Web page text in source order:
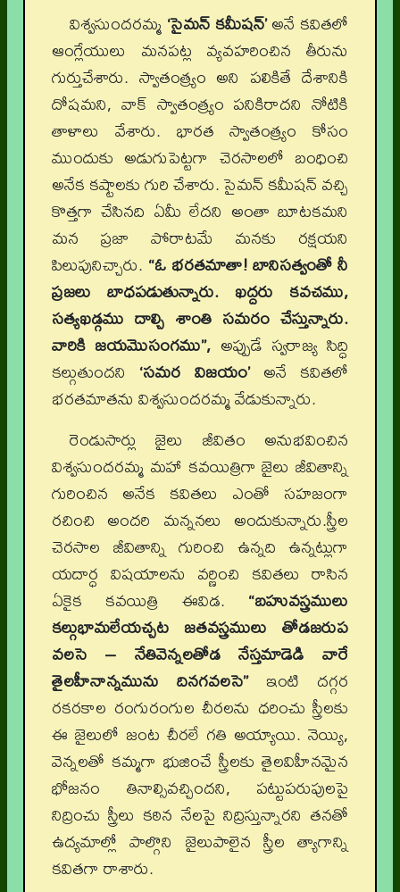
విశ్వసుందరమ్మ‘సైమన్ కమీషన్’అనే కవితలో
ఆంగ్లేయులు మనపట్ల వ్యవహరించిన తీరును
గుర్తుచేశారు. స్వాతంత్ర్యం అని పలికితే దేశానికి
దోషమని, వాక్ స్వాతంత్య్రం పనికిరాదని నోటికి
తాళాలు వేశారు. భారత స్వాతంత్ర్యం కోసం
ముందుకు అడుగుపెట్టగా చెరసాలలో బంధించి
అనేక కష్టాలకు గురి చేశారు. సైమన్ కమీషన్ వచ్చి
కొత్తగా చేసినది ఏమీ లేదని అంతా బూటకమని
మన ప్రజా పోరాటమే మనకు రక్షయని
పిలుపునిచ్చారు. “ఓ భరతమాతా! బానిసత్వంతో నీ
ప్రజలు బాధపడుతున్నారు. ఖద్దరు కవచము,
సత్యఖడ్గము దాల్చి శాంతి సమరం చేస్తున్నారు.
వారికి జయమొసంగము”, అప్పుడే స్వరాజ్య సిద్ధి
కల్గుతుందని ‘సమర విజయం’అనే కవితలో
భరతమాతను విశ్వసుందరమ్మ వేడుకున్నారు.
రెండుసార్లు జైలు జీవితం అనుభవించిన
విశ్వసుందరమ్మ మహా కవయిత్రిగా జైలు జీవితాన్ని
గురించిన అనేక కవితలు ఎంతో సహజంగా
రచించి అందరి మన్ననలు అందుకున్నారు.స్త్రీల
చెరసాల జీవితాన్ని గురించి ఉన్నది ఉన్నట్లుగా
యదార్ధ విషయాలను వర్ణించి కవితలు రాసిన
ఏకైక కవయిత్రి ఈవిడ. “బహువస్త్రములు
కల్గుభామలేయచ్చట జతవస్త్రములు తోడజరుప
వలసె – నేతివెన్నలతోడ నేస్తమాడెడి వారే
తైలహీనాన్నమును దినగవలసె”ఇంటి దగ్గర
రకరకాల రంగురంగుల చీరలను ధరించు స్త్రీలకు
ఈ జైలులో జంట చీరలే గతి అయ్యాయి. నెయ్యి,
వెన్నలతో కమ్మగా భుజించే స్త్రీలకు తైలవిహీనమైన
భోజనం తినాల్సివచ్చిందని, పట్టుపరుపులపై
నిద్రించు స్త్రీలు కఠిన నేలపై నిద్రిస్తున్నారని తనతో
ఉద్యమాల్లో పాల్గొని జైలుపాలైన స్త్రీల త్యాగాన్ని
కవితగా రాశారు.